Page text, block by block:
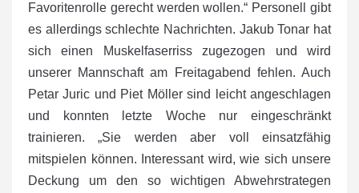
Favoritenrolle gerecht werden wollen.“ Personell gibt
es allerdings schlechte Nachrichten. Jakub Tonar hat
sich einen Muskelfaserriss zugezogen und wird
unserer Mannschaft am Freitagabend fehlen. Auch
Petar Juric und Piet Möller sind leicht angeschlagen
und konnten letzte Woche nur eingeschränkt
trainieren. „Sie werden aber voll einsatzfähig
mitspielen können. Interessant wird, wie sich unsere
Deckung um den so wichtigen Abwehrstrategen